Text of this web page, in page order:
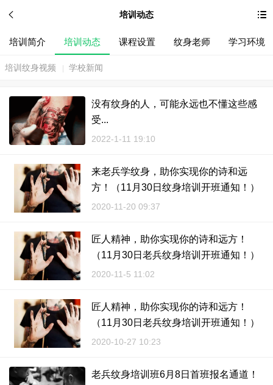
培训动态
培训简介 培训动态 课程设置 纹身老师 学习环境
培训纹身视频 学校新闻
没有纹身的人，可能永远也不懂这些感
受...
2022-1-11 19:10
来老兵学纹身，助你实现你的诗和远
方！（11月30日纹身培训开班通知！）
...
2020-11-20 09:37
匠人精神，助你实现你的诗和远方！
（11月30日老兵纹身培训开班通知！）
... ...
2020-11-5 11:02
匠人精神，助你实现你的诗和远方！
（11月30日老兵纹身培训开班通知！）
... ...
2020-10-27 10:23
老兵纹身培训班6月8日首班报名通道！